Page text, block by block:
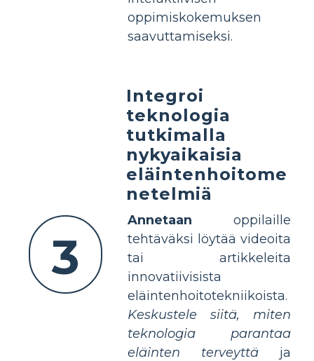
oppimiskokemuksen
saavuttamiseksi.
3
Integroi
teknologia
tutkimalla
nykyaikaisia
eläintenhoitome
netelmiä
Annetaan oppilaille
tehtäväksi löytää videoita
tai artikkeleita
innovatiivisista
eläintenhoitotekniikoista.
Keskustele siitä, miten
teknologia parantaa
eläinten terveyttä ja